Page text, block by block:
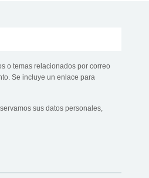
o temas relacionados por correo
Se incluye un enlace para
sus datos personales,